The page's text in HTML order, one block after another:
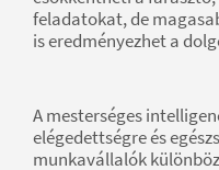
feladatokat, de
is eredményezhet a
A mesterséges
elégedettségre és
munkavállalók